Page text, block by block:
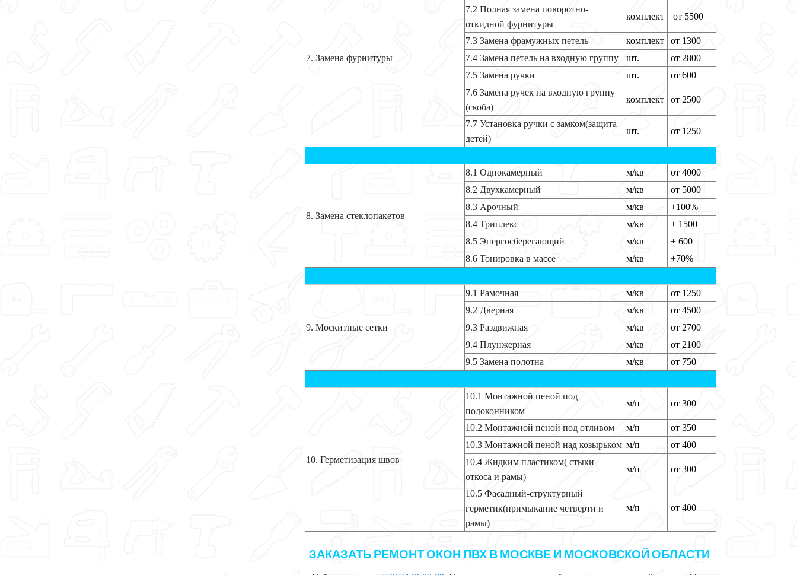
7. Замена фурнитуры
7.2 Полная замена поворотно-
откидной фурнитуры
комплект от 5500
7.3 Замена фрамужных петель комплект
от 1300
7.4 Замена петель на входную группу
шт.
от 2800
7.5 Замена ручки
шт.
от 600
7.6 Замена ручек на входную группу
(скоба)
комплект от 2500
7.7 Установка ручки с замком(защита
детей)
шт. от 1250
8. Замена стеклопакетов
8.1 Однокамерный м/кв
от 4000
8.2 Двухкамерный
м/кв
от 5000
8.3 Арочный
м/кв
+100%
8.4 Триплекс
м/кв
+ 1500
8.5 Энергосберегающий
м/кв
+ 600
8.6 Тонировка в массе
м/кв +70%
9. Москитные сетки
9.1 Рамочная м/кв
от 1250
9.2 Дверная
м/кв
от 4500
9.3 Раздвижная
м/кв
от 2700
9.4 Плунжерная
м/кв
от 2100
9.5 Замена полотна
м/кв от 750
10. Герметизация швов
10.1 Монтажной пеной под
подоконником
м/п от 300
10.2 Монтажной пеной под отливом м/п
от 350
10.3 Монтажной пеной над козырьком м/п
от 400
10.4 Жидким пластиком( стыки
откоса и рамы)
м/п от 300
10.5 Фасадный-структурный
герметик(примыкание четверти и
рамы)
м/п от 400
ЗАКАЗАТЬ РЕМОНТ ОКОН ПВХ В МОСКВЕ И МОСКОВСКОЙ ОБЛАСТИ